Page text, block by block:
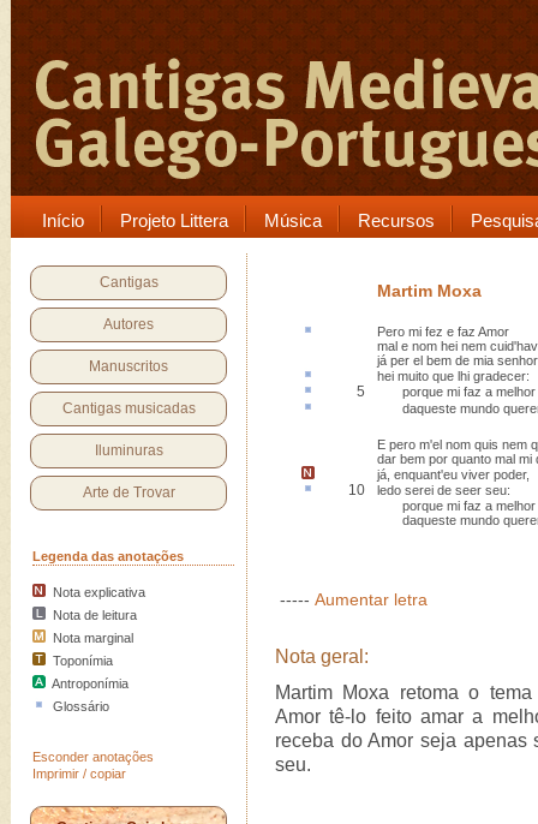
Início Projeto Littera Música Recursos
Cantigas
Autores
Manuscritos
Cantigas musicadas
Iluminuras
Arte de Trovar
Legenda das anotações
Nota explicativa
Nota de leitura
Nota marginal
Toponímia
Antroponímia
Glossário
Esconder anotações
Imprimir / copiar
Martim Moxa
Pero mi fez e faz Amor
mal e nom hei nem
já per el bem de mia
hei muito que lhi gradecer:
5
porque mi faz a melhor
daqueste mundo
E pero m'el nom quis nem
dar bem por quanto mal mi
já, enquant'eu viver poder,
10 ledo serei de seer seu:
porque mi faz a melhor
daqueste mundo
----- Aumentar letra
Nota geral:
Martim Moxa retoma o
Amor tê-lo feito amar a
receba do Amor seja apenas
seu.